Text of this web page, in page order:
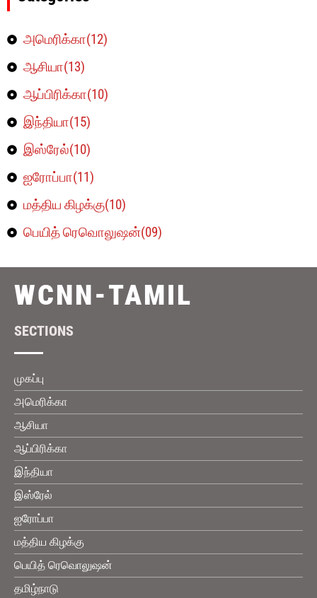
அமெரிக்கா(12)
ஆசியா(13)
ஆப்பிரிக்கா(10)
இந்தியா(15)
இஸ்ரேல்(10)
ஐரோப்பா(11)
மத்திய கிழக்கு(10)
பெயித் ரெவொலுஷன்(09)
WCNN-TAMIL
SECTIONS
முகப்பு
அமெரிக்கா
ஆசியா
ஆப்பிரிக்கா
இந்தியா
இஸ்ரேல்
ஐரோப்பா
மத்திய கிழக்கு
பெயித் ரெவொலுஷன்
தமிழ்நாடு